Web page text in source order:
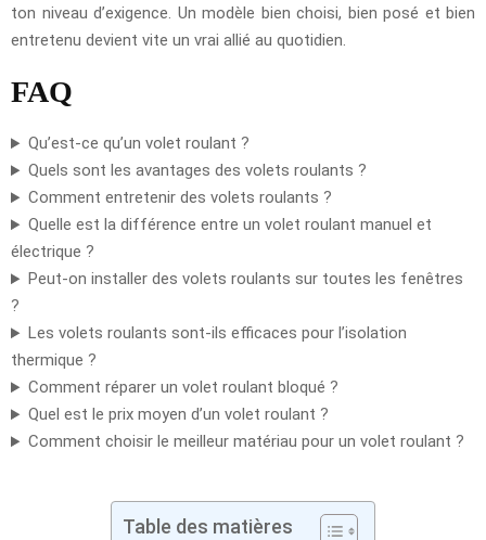
ton niveau d’exigence. Un modèle bien choisi, bien posé et bien
entretenu devient vite un vrai allié au quotidien.
FAQ
Qu’est-ce qu’un volet roulant ?
Quels sont les avantages des volets roulants ?
Comment entretenir des volets roulants ?
Quelle est la différence entre un volet roulant manuel et
électrique ?
Peut-on installer des volets roulants sur toutes les fenêtres
?
Les volets roulants sont-ils efficaces pour l’isolation
thermique ?
Comment réparer un volet roulant bloqué ?
Quel est le prix moyen d’un volet roulant ?
Comment choisir le meilleur matériau pour un volet roulant ?
Table des matières